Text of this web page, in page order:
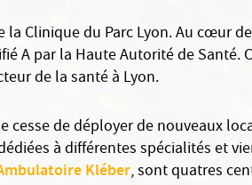
Clinique du Parc Lyon. Au cœur
A par la Haute Autorité de
de la santé à Lyon.
de déployer de nouveaux
à différentes spécialités et
Kléber, sont quatres